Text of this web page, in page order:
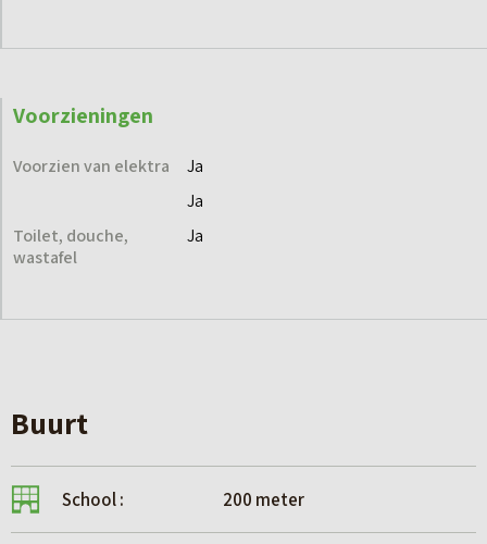
Voorzieningen
Voorzien van elektra
Ja
Ja
Toilet, douche,
wastafel
Ja
Buurt
School : 200 meter